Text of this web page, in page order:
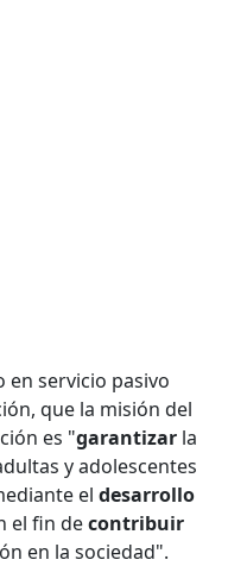
en servicio pasivo
que la misión del
es "garantizar la
y adolescentes
eldesarrollo
el fin decontribuir
en la sociedad".